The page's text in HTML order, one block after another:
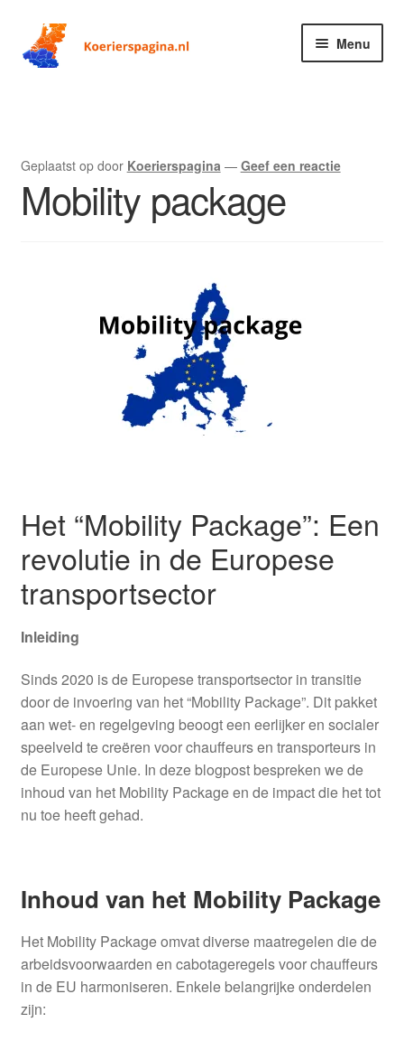
Ga
door
Ga
naar
Menu
Contact
Koeriersbedrijf aanmelden (gratis)
Koerierspagina
Login or Register
Geplaatst op door Koerierspagina — Geef een reactie
Mobility package
Het “Mobility Package”: Een
revolutie in de Europese
transportsector
Inleiding
Sinds 2020 is de Europese transportsector in transitie
door de invoering van het “Mobility Package”. Dit pakket
aan wet- en regelgeving beoogt een eerlijker en socialer
speelveld te creëren voor chauffeurs en transporteurs in
de Europese Unie. In deze blogpost bespreken we de
inhoud van het Mobility Package en de impact die het tot
nu toe heeft gehad.
Inhoud van het Mobility Package
Het Mobility Package omvat diverse maatregelen die de
arbeidsvoorwaarden en cabotageregels voor chauffeurs
in de EU harmoniseren. Enkele belangrijke onderdelen
zijn: